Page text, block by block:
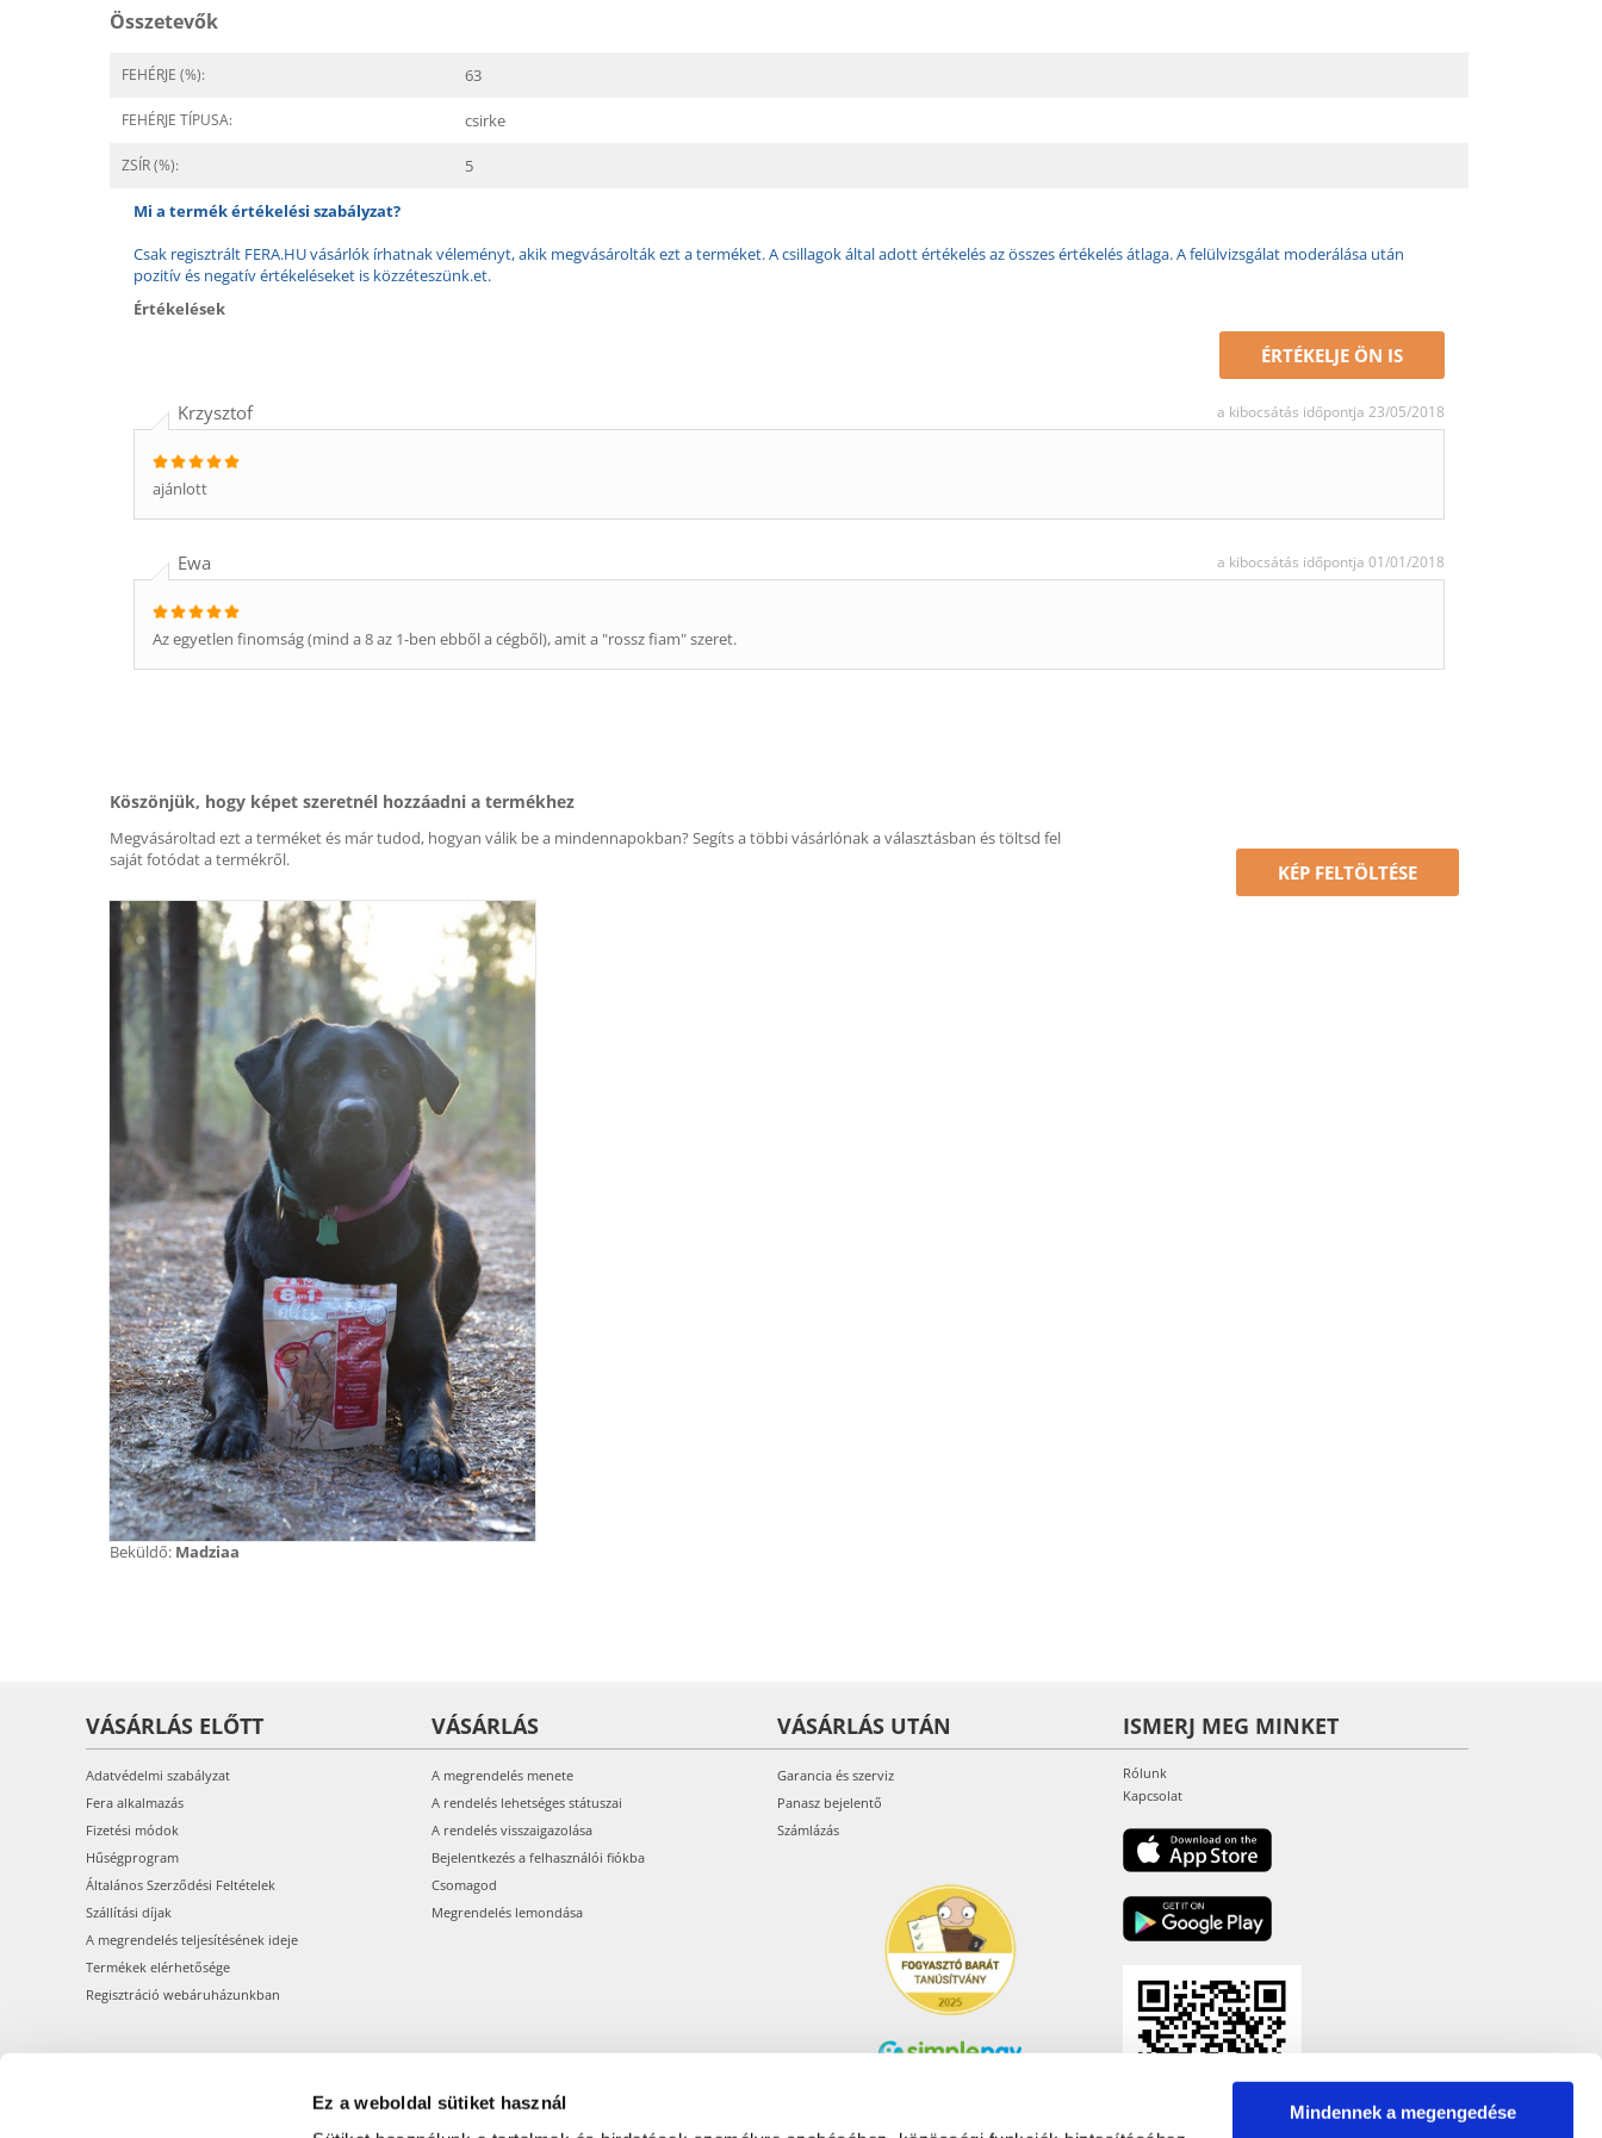
Ez a weboldal sütiket használ
Mindennek a megengedése
Összetevők
FEHÉRJE (%): 63
FEHÉRJE TÍPUSA: csirke
ZSÍR (%): 5
Mi a termék értékelési szabályzat?
Csak regisztrált FERA.HU vásárlók írhatnak véleményt, akik megvásárolták ezt a terméket. A csillagok által adott értékelés az összes értékelés átlaga. A felülvizsgálat moderálása után
pozitív és negatív értékeléseket is közzéteszünk.et.
Értékelések
ÉRTÉKELJE ÖN IS
Krzysztof a kibocsátás időpontja 23/05/2018
ajánlott
Ewa a kibocsátás időpontja 01/01/2018
Az egyetlen finomság (mind a 8 az 1-ben ebből a cégből), amit a "rossz fiam" szeret.
Köszönjük, hogy képet szeretnél hozzáadni a termékhez
Megvásároltad ezt a terméket és már tudod, hogyan válik be a mindennapokban? Segíts a többi vásárlónak a választásban és töltsd fel
saját fotódat a termékről.
KÉP FELTÖLTÉSE
Beküldő: Madziaa
VÁSÁRLÁS ELŐTT
Adatvédelmi szabályzat
Fera alkalmazás
Fizetési módok
Hűségprogram
Általános Szerződési Feltételek
Szállítási díjak
A megrendelés teljesítésének ideje
Termékek elérhetősége
Regisztráció webáruházunkban
VÁSÁRLÁS
A megrendelés menete
A rendelés lehetséges státuszai
A rendelés visszaigazolása
Bejelentkezés a felhasználói fiókba
Csomagod
Megrendelés lemondása
VÁSÁRLÁS UTÁN
Garancia és szerviz
Panasz bejelentő
Számlázás
Árukereső.hu
ISMERJ MEG MINKET
Rólunk
Kapcsolat